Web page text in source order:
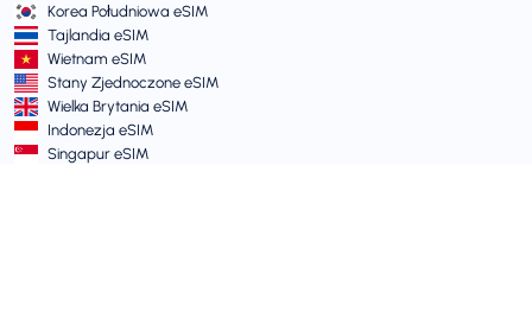
Korea Południowa eSIM
Tajlandia eSIM
Wietnam eSIM
Stany Zjednoczone eSIM
Wielka Brytania eSIM
Indonezja eSIM
Singapur eSIM